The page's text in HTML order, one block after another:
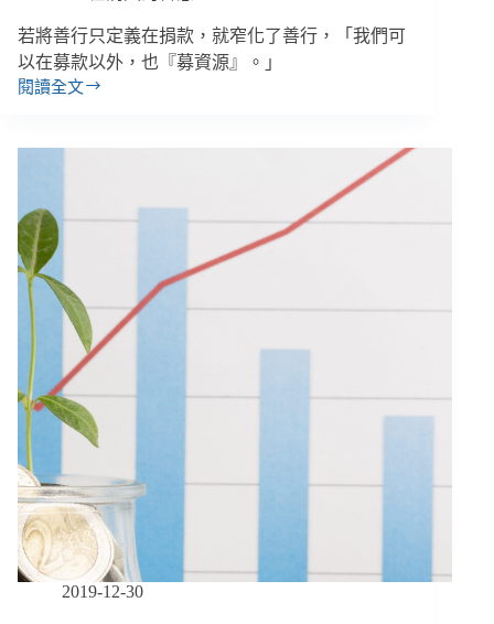
孩
子
曾
若將善行只定義在捐款，就窄化了善行，「我們可
以在募款以外，也『募資源』。」
閱讀全文
捐
但
留
下
來
的
人
捐
更
多
公
益
觀
察
2019：
正
2019-12-30